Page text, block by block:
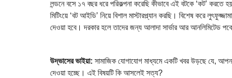
লন্ডনে বসে ১৭ বছর ধরে পরিকল্পনা করেছি কীভাবে এই বটকে ‘কট’
মিটিংয়ে ‘বট আইডি’ নিয়ে বিশাল মাস্টারপ্ল্যান করছি। বিশেষ করে
দেওয়া হবে। দরকার হলে তাদের জন্য আলাদা সার্ভার আর আনলিমিটেড
উদ্ভাসের ভাইয়া: সামাজিক যোগাযোগ মাধ্যমে একটি খবর উড়ছে যে,
দেওয়া হচ্ছে। এই বিষয়টি কি আসলেই সত্য?